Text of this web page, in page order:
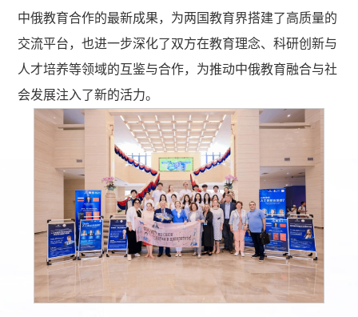
中俄教育合作的最新成果，为两国教育界搭建了高质量的
交流平台，也进一步深化了双方在教育理念、科研创新与
人才培养等领域的互鉴与合作，为推动中俄教育融合与社
会发展注入了新的活力。